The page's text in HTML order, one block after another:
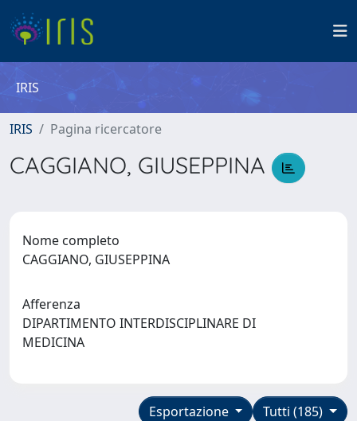
IRIS
IRIS Pagina ricercatore
CAGGIANO, GIUSEPPINA
Nome completo
CAGGIANO, GIUSEPPINA
Afferenza
DIPARTIMENTO INTERDISCIPLINARE DI
MEDICINA
Tutti (185)
Esportazione